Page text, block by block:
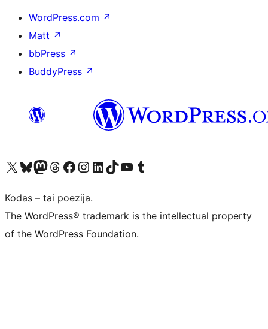
WordPress.com ↗
Matt ↗
bbPress ↗
BuddyPress ↗
Visit our X (formerly Twitter) account
Apsilankykite mūsų Bluesky paskyroje
Visit our Mastodon account
Apsilankykite mūsų Threads paskyroje
Visit our Facebook page
Visit our Instagram account
Visit our LinkedIn account
Apsilankykite mūsų TikTok paskyroje
Visit our YouTube channel
Apsilankykite mūsų Tumblr paskyroje
Kodas – tai poezija.
The WordPress® trademark is the intellectual property
of the WordPress Foundation.